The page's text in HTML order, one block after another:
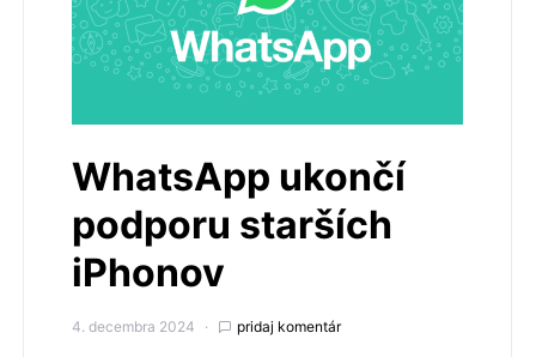
WhatsApp ukončí
podporu starších
iPhonov
4. decembra 2024 pridaj komentár